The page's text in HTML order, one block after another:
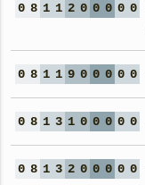
0 8 1 1 2 0 0 0 0 0
0 8 1 1 9 0 0 0 0 0
0 8 1 3 1 0 0 0 0 0
0 8 1 3 2 0 0 0 0 0